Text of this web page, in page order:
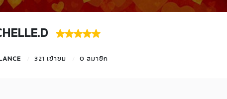
321 เข้าชม 0 สมาชิก